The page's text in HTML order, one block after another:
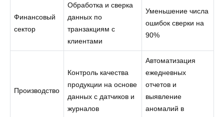
Финансовый
сектор
Обработка и сверка
данных по
транзакциям с
клиентами
Уменьшение числа
ошибок сверки на
90%
Производство
Контроль качества
продукции на основе
данных с датчиков и
журналов
Автоматизация
ежедневных
отчетов и
выявление
аномалий в